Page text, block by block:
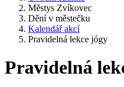
Městys Zvíkovec
Dění v městečku
Kalendář akcí
Pravidelná lekce jógy
Pravidelná